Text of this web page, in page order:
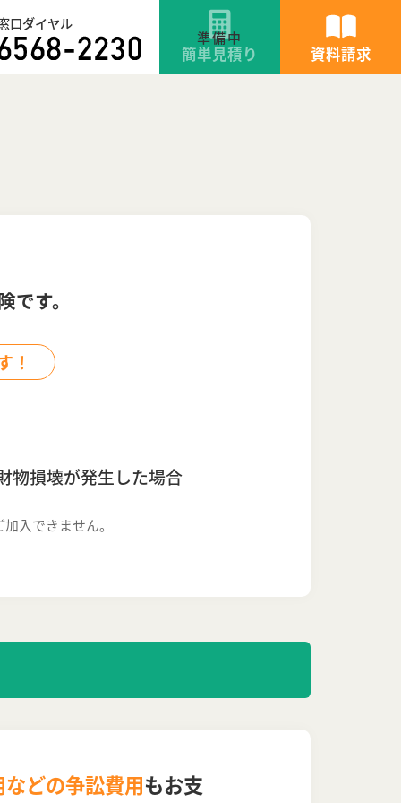
資料請求
簡単見積り
口ダイヤル
す。
！
物損壊が発生した場合
入できません。
どの争訟費用もお支